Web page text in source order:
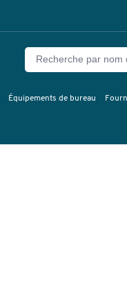
Équipements de bureau